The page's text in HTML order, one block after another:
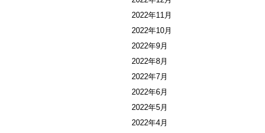
2022年11月
2022年10月
2022年9月
2022年8月
2022年7月
2022年6月
2022年5月
2022年4月